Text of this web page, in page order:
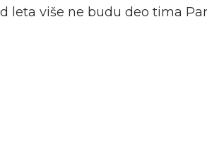
leta više ne budu deo tima